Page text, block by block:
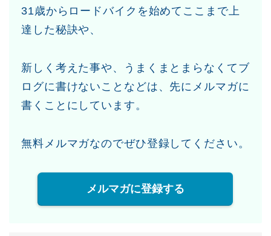
31歳からロードバイクを始めてここまで上
達した秘訣や、
新しく考えた事や、うまくまとまらなくてブ
ログに書けないことなどは、先にメルマガに
書くことにしています。
無料メルマガなのでぜひ登録してください。
メルマガに登録する